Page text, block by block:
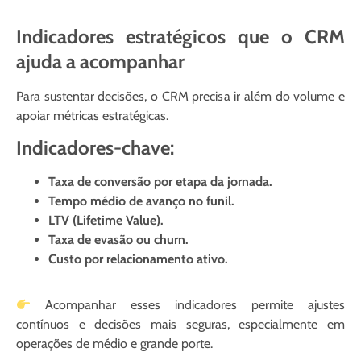
Indicadores estratégicos que o CRM
ajuda a acompanhar
Para sustentar decisões, o CRM precisa ir além do volume e
apoiar métricas estratégicas.
Indicadores-chave:
Taxa de conversão por etapa da jornada.
Tempo médio de avanço no funil.
LTV (Lifetime Value).
Taxa de evasão ou churn.
Custo por relacionamento ativo.
Acompanhar esses indicadores permite ajustes
contínuos e decisões mais seguras, especialmente em
operações de médio e grande porte.